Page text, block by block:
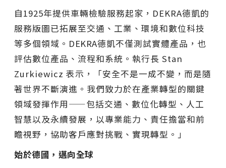
自1925年提供車輛檢驗服務起家，DEKRA德凱的
服務版圖已拓展至交通、工業、環境和數位科技
等多個領域。 DEKRA德凱不僅測試實體產品，也
評估數位產品、流程和系統。執行長 Stan
Zurkiewicz 表示，「安全不是一成不變，而是隨
著世界不斷演進。我們致力於在產業轉型的關鍵
領域發揮作用——包括交通、數位化轉型、人工
智慧以及永續發展，以專業能力、責任擔當和前
瞻視野，協助客戶應對挑戰、實現轉型。」
始於德國，邁向全球